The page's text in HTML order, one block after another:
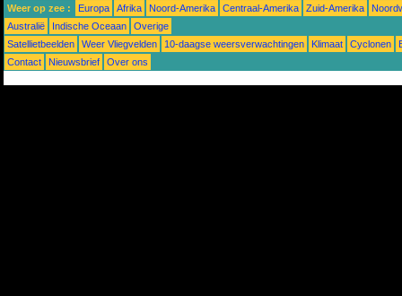
Weer op zee : Europa Afrika Noord-Amerika Centraal-Amerika Zuid-Amerika
Australië
Indische Oceaan
Overige
Satellietbeelden
Weer Vliegvelden 10-daagse weersverwachtingen Klimaat Cyclonen
Contact
Nieuwsbrief Over ons